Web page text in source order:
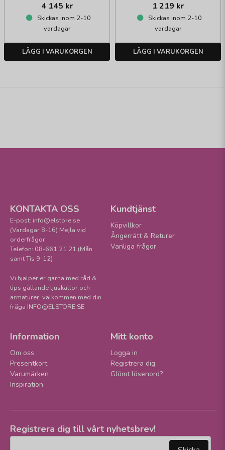
4 145 kr
Skickas inom 2-10
vardagar
LÄGG I VARUKORGEN
1 219 kr
Skickas inom 2-10
vardagar
LÄGG I VARUKORGEN
KONTAKTA OSS
E-post: info@elstore.se
(Vardagar 8-16) Mejla vid
orderfrågor
Telefon: 08-661 21 21 (Mån
samt Tis 9-12)
Vi hjälper er gärna med råd &
tips gällande ljuskällor och
armaturer, välkommen med din
fråga INFO@ELSTORE.SE
Kundtjänst
Köpvillkor
Ångerrätt & Returer
Vanliga frågor
Information
Om oss
Presentkort
Varumärken
Inspiration
Mitt konto
Logga in
Registrera dig
Glömt lösenord?
Registrera dig till vårt nyhetsbrev!